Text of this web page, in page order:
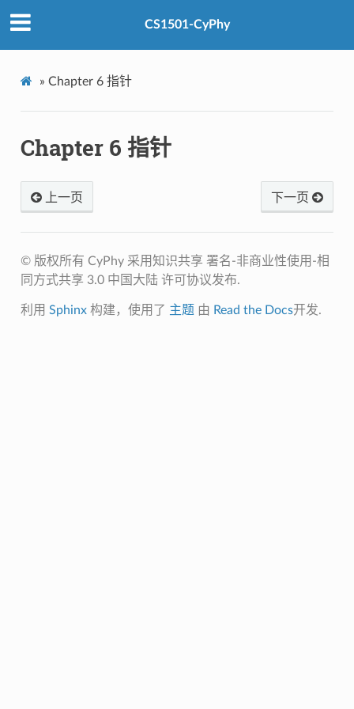
CS1501-CyPhy
» Chapter 6 指针
Chapter 6 指针
上一页 下一页
© 版权所有 CyPhy 采用知识共享 署名-非商业性使用-相
同方式共享 3.0 中国大陆 许可协议发布.
利用 Sphinx构建，使用了 主题 由 Read the Docs开发.